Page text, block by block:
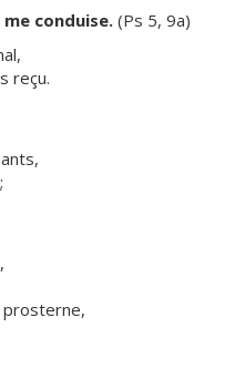
conduise. (Ps 5, 9a)
reçu.